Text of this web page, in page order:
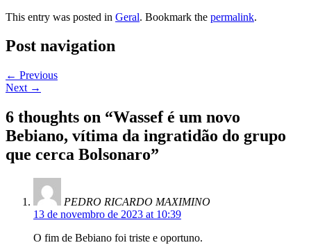
This entry was posted in Geral. Bookmark the permalink.
Post navigation
← Previous
Next →
6 thoughts on “Wassef é um novo
Bebiano, vítima da ingratidão do grupo
que cerca Bolsonaro”
PEDRO RICARDO MAXIMINO
13 de novembro de 2023 at 10:39
O fim de Bebiano foi triste e oportuno.